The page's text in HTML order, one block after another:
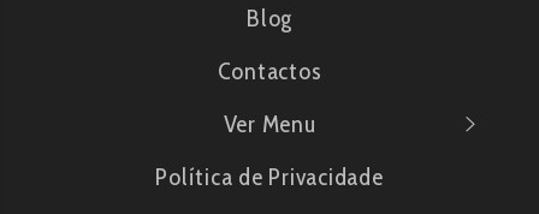
Blog
Contactos
Ver Menu
Política de Privacidade